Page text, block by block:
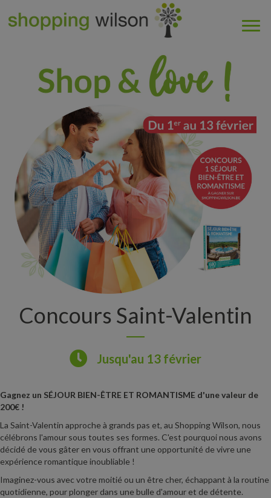
Concours Saint-Valentin
Jusqu'au 13 février
Gagnez un SÉJOUR BIEN-ÊTRE ET ROMANTISME d'une valeur de
200€ !
La Saint-Valentin approche à grands pas et, au Shopping Wilson, nous
célébrons l'amour sous toutes ses formes. C'est pourquoi nous avons
décidé de vous gâter en vous offrant une opportunité de vivre une
expérience romantique inoubliable !
Imaginez-vous avec votre moitié ou un être cher, échappant à la routine
quotidienne, pour plonger dans une bulle d'amour et de détente.